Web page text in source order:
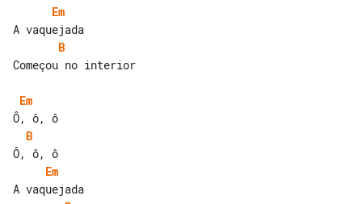
Em
B
Começou no interior
Em
B
Em